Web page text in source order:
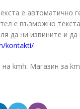
е автоматично
е възможно
да ни извините и да
kontakti/
kmh. Магазин за